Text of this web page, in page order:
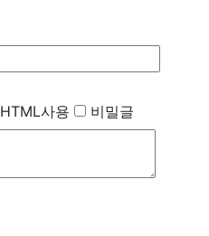
HTML사용
비밀글